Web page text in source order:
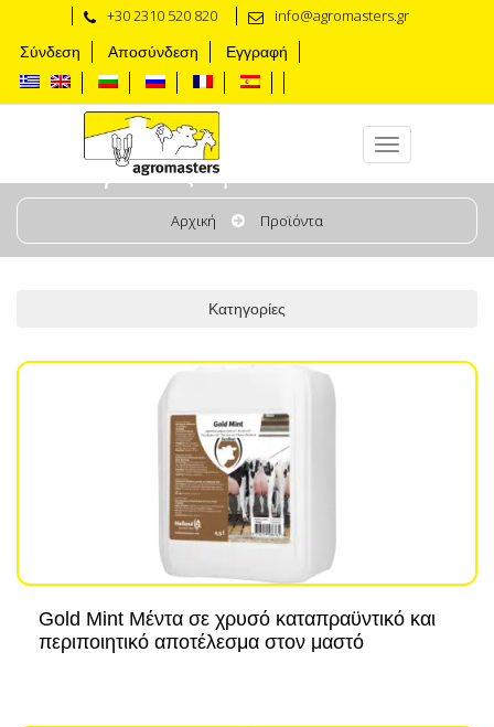
+30 2310 520 820 info@agromasters.gr
Σύνδεση Αποσύνδεση Εγγραφή
Αγελάδες Φροντίδα Μαστού
Αρχική Προϊόντα
Κατηγορίες
Gold Mint Μέντα σε χρυσό καταπραϋντικό και
περιποιητικό αποτέλεσμα στον μαστό